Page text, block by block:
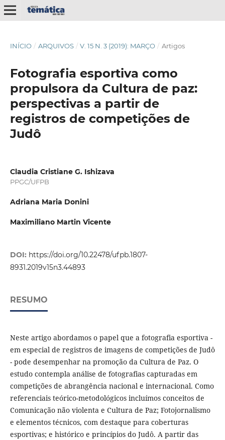
INÍCIO / ARQUIVOS / V. 15 N. 3 (2019): MARÇO / Artigos
Fotografia esportiva como
propulsora da Cultura de paz:
perspectivas a partir de
registros de competições de
Judô
Claudia Cristiane G. Ishizava
PPGC/UFPB
Adriana Maria Donini
Maximiliano Martin Vicente
DOI: https://doi.org/10.22478/ufpb.1807-
8931.2019v15n3.44893
RESUMO
Neste artigo abordamos o papel que a fotografia esportiva -
em especial de registros de imagens de competições de Judô
- pode desempenhar na promoção da Cultura de Paz. O
estudo contempla análise de fotografias capturadas em
competições de abrangência nacional e internacional. Como
referenciais teórico-metodológicos incluímos conceitos de
Comunicação não violenta e Cultura de Paz; Fotojornalismo
e elementos técnicos, com destaque para coberturas
esportivas; e histórico e princípios do Judô. A partir das